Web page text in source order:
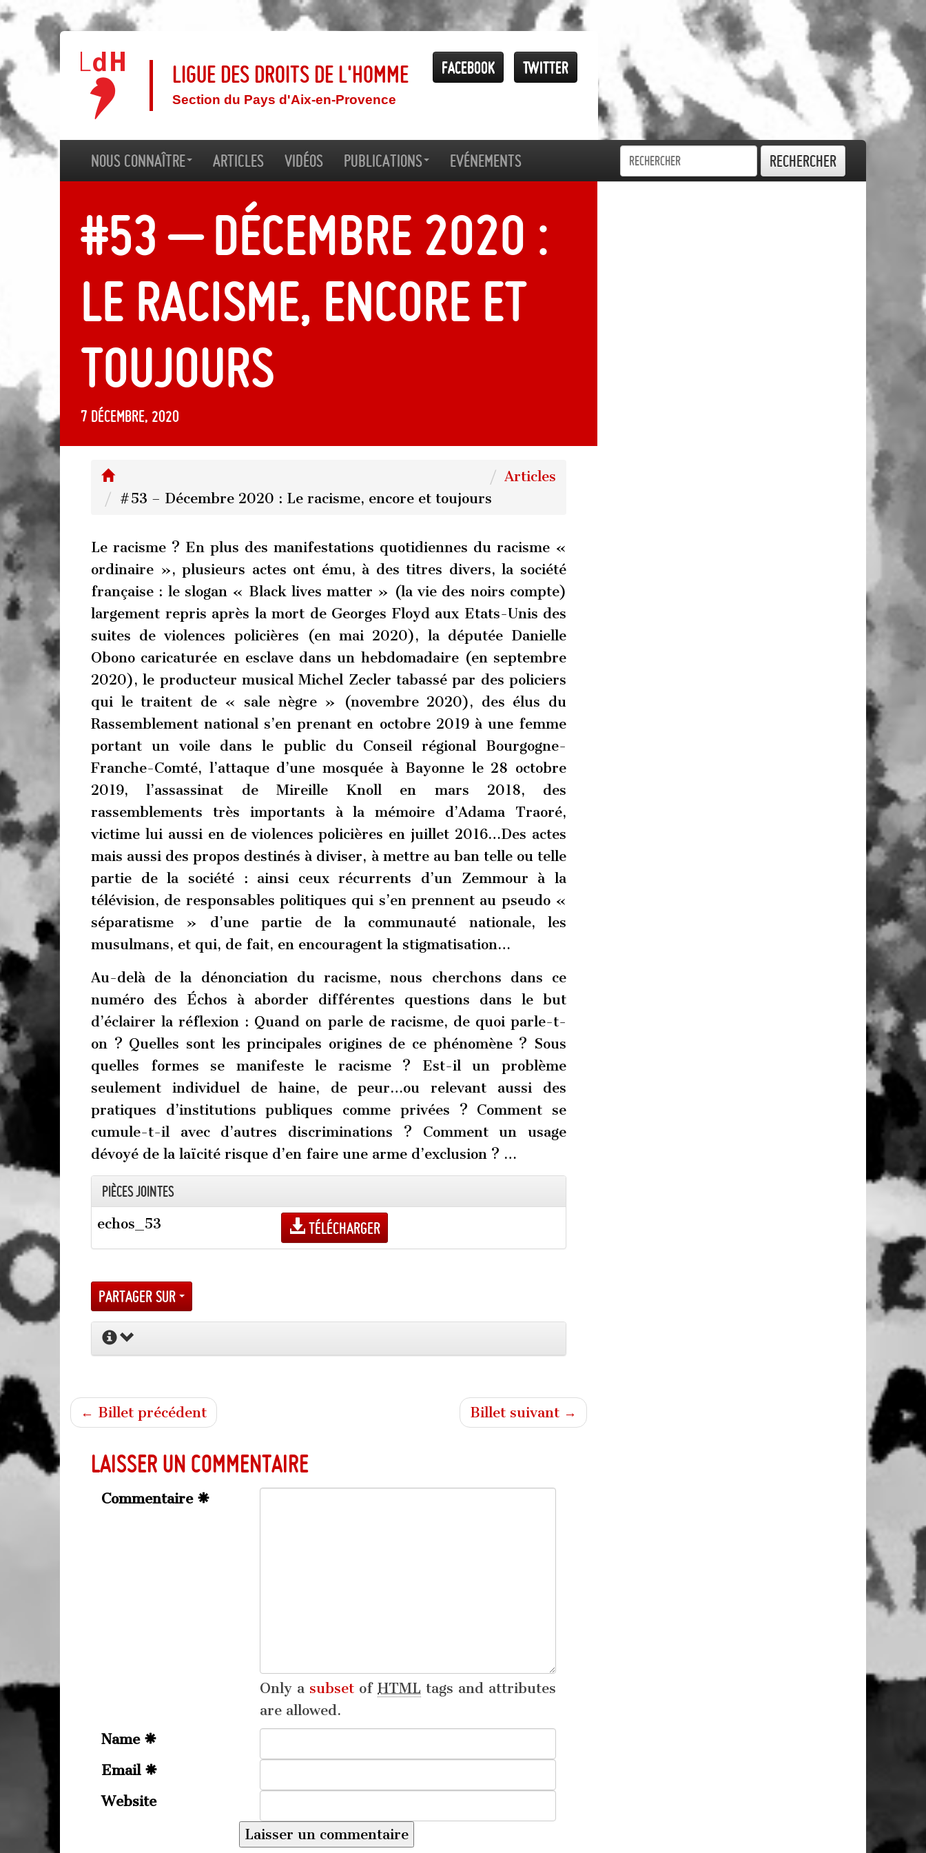
Twitter
Facebook
Ligue des droits de l'Homme
Section du Pays d'Aix-en-Provence
Nous connaître Articles Vidéos Publications Evénements Rechercher
#53 – Décembre 2020 :
Le racisme, encore et
toujours
7 décembre, 2020
Articles
#53 – Décembre 2020 : Le racisme, encore et toujours
Le racisme ? En plus des manifestations quotidiennes du racisme «
ordinaire », plusieurs actes ont ému, à des titres divers, la société
française : le slogan « Black lives matter » (la vie des noirs compte)
largement repris après la mort de Georges Floyd aux Etats-Unis des
suites de violences policières (en mai 2020), la députée Danielle
Obono caricaturée en esclave dans un hebdomadaire (en septembre
2020), le producteur musical Michel Zecler tabassé par des policiers
qui le traitent de « sale nègre » (novembre 2020), des élus du
Rassemblement national s’en prenant en octobre 2019 à une femme
portant un voile dans le public du Conseil régional Bourgogne-
Franche-Comté, l’attaque d’une mosquée à Bayonne le 28 octobre
2019, l’assassinat de Mireille Knoll en mars 2018, des
rassemblements très importants à la mémoire d’Adama Traoré,
victime lui aussi en de violences policières en juillet 2016…Des actes
mais aussi des propos destinés à diviser, à mettre au ban telle ou telle
partie de la société : ainsi ceux récurrents d’un Zemmour à la
télévision, de responsables politiques qui s’en prennent au pseudo «
séparatisme » d’une partie de la communauté nationale, les
musulmans, et qui, de fait, en encouragent la stigmatisation…
Au-delà de la dénonciation du racisme, nous cherchons dans ce
numéro des Échos à aborder différentes questions dans le but
d’éclairer la réflexion : Quand on parle de racisme, de quoi parle-t-
on ? Quelles sont les principales origines de ce phénomène ? Sous
quelles formes se manifeste le racisme ? Est-il un problème
seulement individuel de haine, de peur…ou relevant aussi des
pratiques d’institutions publiques comme privées ? Comment se
cumule-t-il avec d’autres discriminations ? Comment un usage
dévoyé de la laïcité risque d’en faire une arme d’exclusion ? …
Pièces jointes
echos_53
Télécharger
Partager sur
← Billet précédent Billet suivant →
Laisser un commentaire
Commentaire
Only a subset of HTML tags and attributes
are allowed.
Name
Email
Website